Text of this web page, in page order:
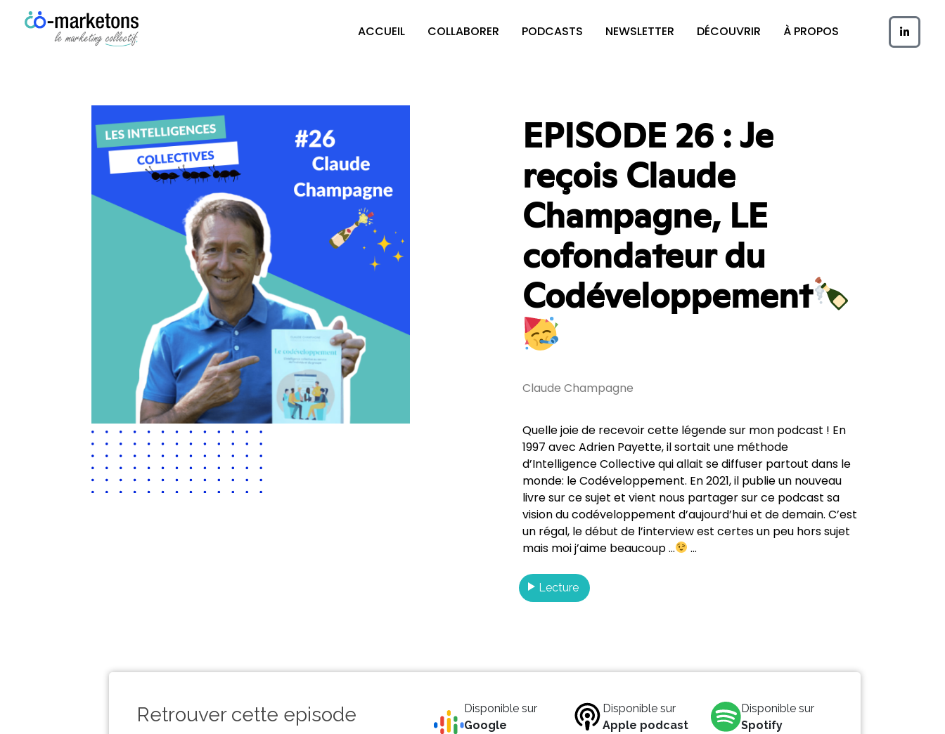
ACCUEIL COLLABORER PODCASTS NEWSLETTER DÉCOUVRIR À PROPOS
EPISODE 26 : Je
reçois Claude
Champagne, LE
cofondateur du
Codéveloppement
Claude Champagne
Quelle joie de recevoir cette légende sur mon podcast ! En
1997 avec Adrien Payette, il sortait une méthode
d’Intelligence Collective qui allait se diffuser partout dans le
monde: le Codéveloppement. En 2021, il publie un nouveau
livre sur ce sujet et vient nous partager sur ce podcast sa
vision du codéveloppement d’aujourd’hui et de demain. C’est
un régal, le début de l’interview est certes un peu hors sujet
mais moi j’aime beaucoup …
…
Lecture
Retrouver cette episode
Disponible sur
Google
Disponible sur
Apple podcast
Disponible sur
Spotify